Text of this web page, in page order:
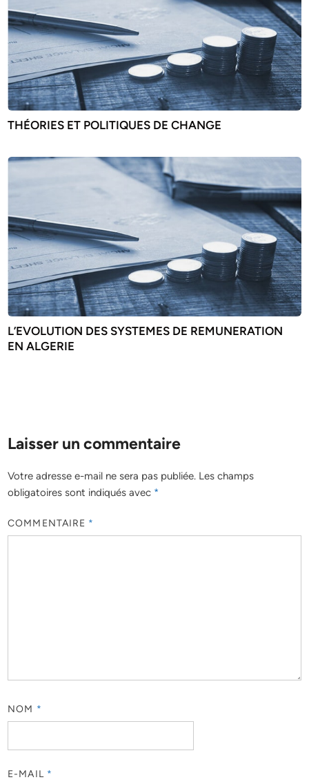
THÉORIES ET POLITIQUES DE CHANGE
L’EVOLUTION DES SYSTEMES DE REMUNERATION
EN ALGERIE
Laisser un commentaire
Votre adresse e-mail ne sera pas publiée. Les champs
obligatoires sont indiqués avec *
COMMENTAIRE *
NOM *
E-MAIL *